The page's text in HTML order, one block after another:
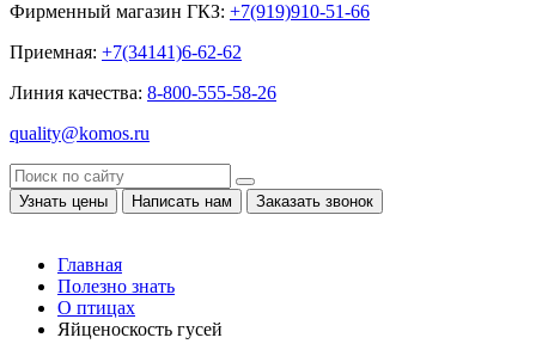
Фирменный магазин ГКЗ: +7(919)910-51-66
Приемная: +7(34141)6-62-62
Линия качества: 8-800-555-58-26
quality@komos.ru
Узнать цены Написать нам Заказать звонок
Главная
Полезно знать
О птицах
Яйценоскость гусей